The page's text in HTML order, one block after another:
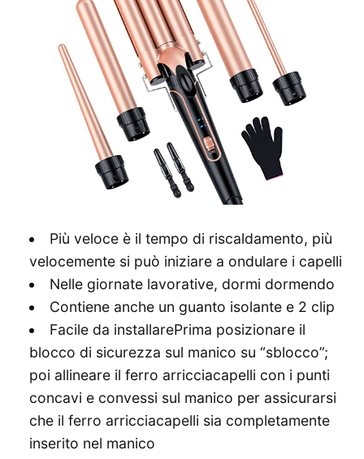
Più veloce è il tempo di riscaldamento, più
velocemente si può iniziare a ondulare i capelli
Nelle giornate lavorative, dormi dormendo
Contiene anche un guanto isolante e 2 clip
Facile da installarePrima posizionare il
blocco di sicurezza sul manico su “sblocco”;
poi allineare il ferro arricciacapelli con i punti
concavi e convessi sul manico per assicurarsi
che il ferro arricciacapelli sia completamente
inserito nel manico